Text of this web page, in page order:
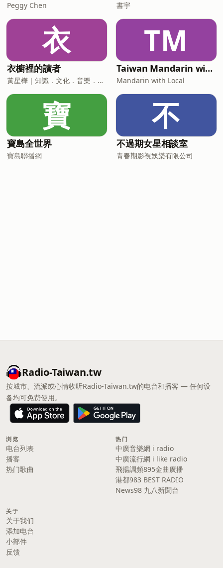
Peggy Chen 書宇
衣
衣櫥裡的讀者
黃星樺｜知識．文化．音樂．閱讀．讀書．聽書．說書
TM
Taiwan Mandarin with Local Podcast
Mandarin with Local
寶
寶島全世界
寶島聯播網
不
不過期女星相談室
青春期影視娛樂有限公司
Radio-Taiwan.tw
按城市、流派或心情收听Radio-Taiwan.tw的电台和播客 — 任何设
备均可免费使用。
浏览
电台列表
播客
热门歌曲
热门
中廣音樂網 i radio
中廣流行網 i like radio
飛揚調頻895金曲廣播
港都983 BEST RADIO
News98 九八新聞台
关于
关于我们
添加电台
小部件
反馈